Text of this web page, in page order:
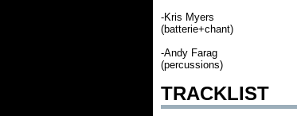
-Kris Myers
(batterie+chant)
-Andy Farag
(percussions)
TRACKLIST